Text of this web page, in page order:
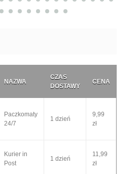
NAZWA
CZAS
DOSTAWY
CENA
Paczkomaty
24/7
1 dzień
9,99
zł
Kurier in
Post
1 dzień
11,99
zł